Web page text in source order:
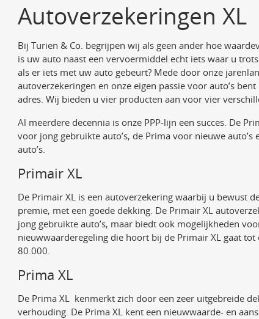
Autoverzekeringen XL
Bij Turien & Co. begrijpen wij als geen ander hoe
is uw auto naast een vervoermiddel echt iets waar u
als er iets met uw auto gebeurt? Mede door onze
autoverzekeringen en onze eigen passie voor auto’s
adres. Wij bieden u vier producten aan voor vier
Al meerdere decennia is onze PPP-lijn een succes. De
voor jong gebruikte auto’s, de Prima voor nieuwe
auto’s.
Primair XL
De Primair XL is een autoverzekering waarbij u bewust
premie, met een goede dekking. De Primair XL
jong gebruikte auto’s, maar biedt ook mogelijkheden
nieuwwaarderegeling die hoort bij de Primair XL gaat tot
80.000.
Prima XL
De Prima XL kenmerkt zich door een zeer uitgebreide
verhouding. De Prima XL kent een nieuwwaarde- en